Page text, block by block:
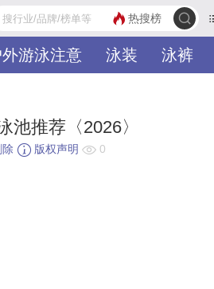
热搜榜
外游泳注意 泳装 泳裤
推荐〈2026〉
版权声明 0